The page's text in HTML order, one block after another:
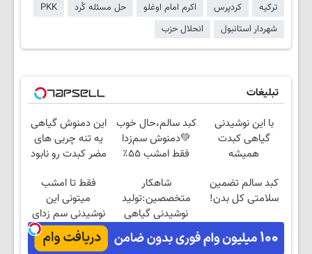
ترکیه کردپرس اکرم امام اوغلو حل مسئله کُرد
PKK
شهردار استانبول
انحلال حزب
تبلیغات
با این نوشیدنی
گیاهی کبدت
همیشه
کبد سالم،حال خوب
💚دمنوش سم‌زدا
فقط امشب ۵۵٪
این دمنوش گیاهی
یه تنه چربی های
مضر کبدت رو نابود
کبد سالم تضمین
سلامتی کل بدن!
شاهکار
متخصصین:تولید
نوشیدنی گیاهی
خوش طعم برای
پاکسازی کبد
فقط تا امشب
میتونی این
نوشیدنی سم زدای
کبد رو با 55%
تخفیف بخری